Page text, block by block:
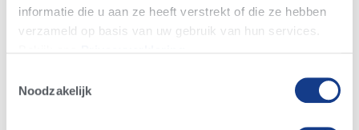
informatie die u aan ze heeft verstrekt of die ze hebben
verzameld op basis van uw gebruik van hun services.
Noodzakelijk
Welke stier u ook kiest doet er niet toe, wanneer u
positie inneemt op het gebied van bevruchtend
vermogen. We hebben een grote hoeveelheid zeer
vruchtbare CONCEPT PLUS stieren beschikbaar,